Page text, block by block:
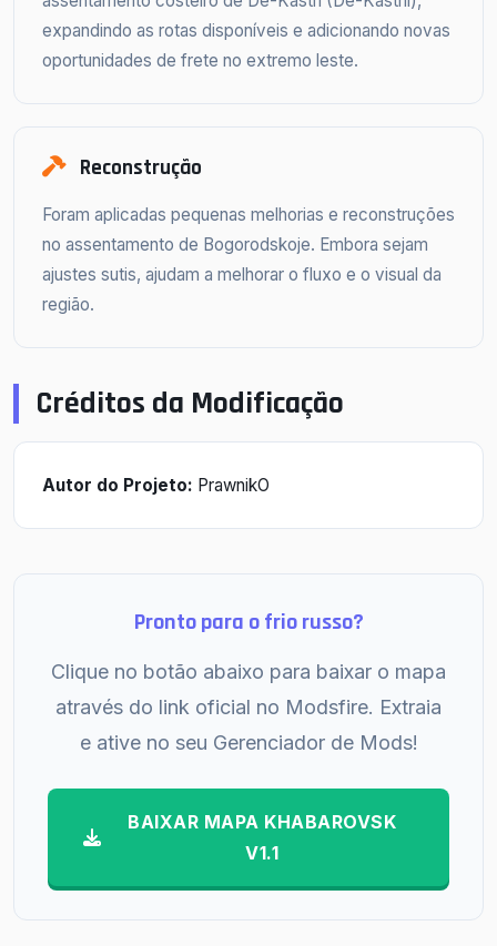
expandindo as rotas disponíveis e adicionando novas
oportunidades de frete no extremo leste.
Reconstrução
Foram aplicadas pequenas melhorias e reconstruções
no assentamento de Bogorodskoje. Embora sejam
ajustes sutis, ajudam a melhorar o fluxo e o visual da
região.
Créditos da Modificação
Autor do Projeto: PrawnikO
Pronto para o frio russo?
Clique no botão abaixo para baixar o mapa
através do link oficial no Modsfire. Extraia
e ative no seu Gerenciador de Mods!
BAIXAR MAPA KHABAROVSK
V1.1